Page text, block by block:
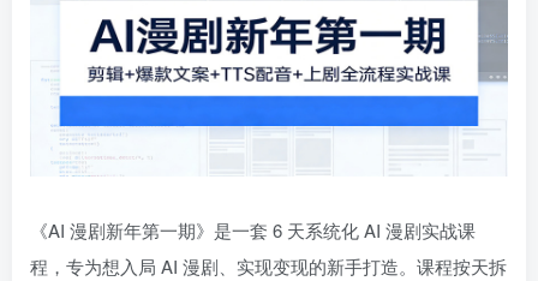
《AI 漫剧新年第一期》是一套 6 天系统化 AI 漫剧实战课
程，专为想入局 AI 漫剧、实现变现的新手打造。课程按天拆